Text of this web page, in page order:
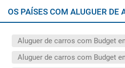
OS PAÍSES COM ALUGUER DE
Aluguer de carros com Budget
Aluguer de carros com Budget